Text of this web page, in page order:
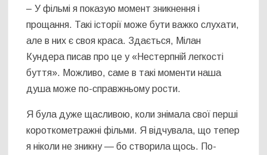
– У фільмі я показую момент зникнення і
прощання. Такі історії може бути важко слухати,
але в них є своя краса. Здається, Мілан
Кундера писав про це у «Нестерпній легкості
буття». Можливо, саме в такі моменти наша
душа може по-справжньому рости.
Я була дуже щасливою, коли знімала свої перші
короткометражні фільми. Я відчувала, що тепер
я ніколи не зникну — бо створила щось. По-